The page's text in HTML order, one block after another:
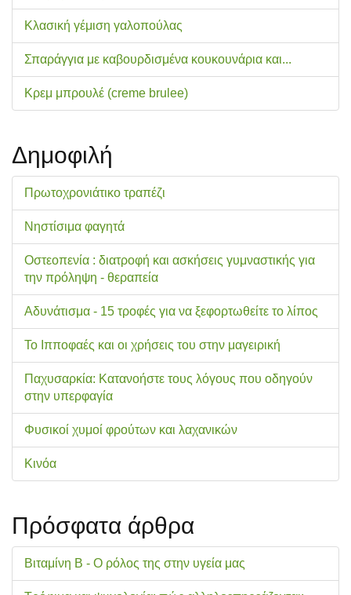
Κλασική γέμιση γαλοπούλας
Σπαράγγια με καβουρδισμένα κουκουνάρια και...
Κρεμ μπρουλέ (creme brulee)
Δημοφιλή
Πρωτοχρονιάτικο τραπέζι
Νηστίσιμα φαγητά
Οστεοπενία : διατροφή και ασκήσεις γυμναστικής για
την πρόληψη - θεραπεία
Αδυνάτισμα - 15 τροφές για να ξεφορτωθείτε το λίπος
Το Ιπποφαές και οι χρήσεις του στην μαγειρική
Παχυσαρκία: Κατανοήστε τους λόγους που οδηγούν
στην υπερφαγία
Φυσικοί χυμοί φρούτων και λαχανικών
Κινόα
Πρόσφατα άρθρα
Βιταμίνη Β - Ο ρόλος της στην υγεία μας